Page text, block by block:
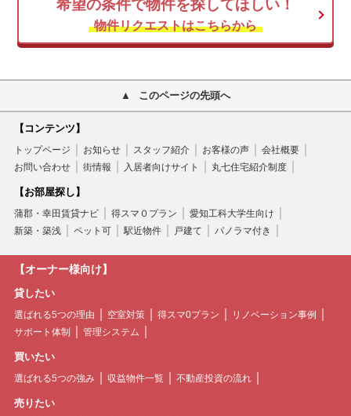
希望の条件で物件を探してほしい！
物件リクエストはこちらから
このページの先頭へ
【コンテンツ】
トップページ お知らせ スタッフ紹介 お客様の声
会社概要
お問い合わせ
街情報 入居者向けサイト 丸七住宅紹介制度
【お部屋探し】
蒲郡・幸田賃貸ナビ 得スマ０プラン
愛知工科大学生向け
新築・築浅
ペット可 駅近物件 戸建て パノラマ付き
【オーナー様向け】
貸したい
選ばれる5つの理由 空室対策 得スマ0プラン
リノベーション事例
サポート体制
管理システム
買いたい
選ばれる5つの強み 収益物件一覧 不動産投資の流れ
売りたい